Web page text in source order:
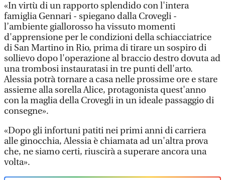
«In virtù di un rapporto splendido con l'intera
famiglia Gennari - spiegano dalla Crovegli -
l’ambiente giallorosso ha vissuto momenti
d'apprensione per le condizioni della schiacciatrice
di San Martino in Rio, prima di tirare un sospiro di
sollievo dopo l'operazione al braccio destro dovuta ad
una trombosi instauratasi in tre punti dell'arto.
Alessia potrà tornare a casa nelle prossime ore e stare
assieme alla sorella Alice, protagonista quest'anno
con la maglia della Crovegli in un ideale passaggio di
consegne».
«Dopo gli infortuni patiti nei primi anni di carriera
alle ginocchia, Alessia è chiamata ad un'altra prova
che, ne siamo certi, riuscirà a superare ancora una
volta».